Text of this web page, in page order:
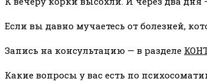
Если вы давно мучаетесь от болезней,
Запись на консультацию — в разделе
Какие вопросы у вас есть по